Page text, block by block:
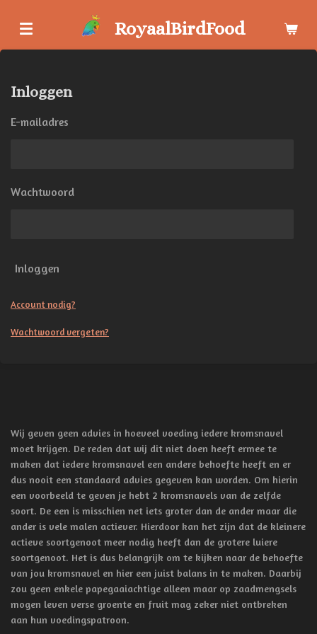
direct
naar
hoofdinhoud
RoyaalBirdFood
Inloggen
E-mailadres
Wachtwoord
Inloggen
Account nodig?
Wachtwoord vergeten?
Wij geven geen advies in hoeveel voeding iedere kromsnavel
moet krijgen. De reden dat wij dit niet doen heeft ermee te
maken dat iedere kromsnavel een andere behoefte heeft en er
dus nooit een standaard advies gegeven kan worden. Om hierin
een voorbeeld te geven je hebt 2 kromsnavels van de zelfde
soort. De een is misschien net iets groter dan de ander maar die
ander is vele malen actiever. Hierdoor kan het zijn dat de kleinere
actieve soortgenoot meer nodig heeft dan de grotere luiere
soortgenoot. Het is dus belangrijk om te kijken naar de behoefte
van jou kromsnavel en hier een juist balans in te maken. Daarbij
zou geen enkele papegaaiachtige alleen maar op zaadmengsels
mogen leven verse groente en fruit mag zeker niet ontbreken
aan hun voedingspatroon.